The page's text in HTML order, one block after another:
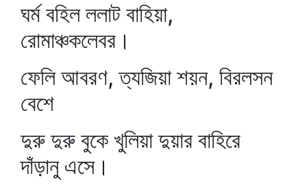
ঘর্ম বহিল ললাট বাহিয়া,
রোমাঞ্চকলেবর।
ফেলি আবরণ, ত্যজিয়া শয়ন, বিরলসন
বেশে
দুরু দুরু বুকে খুলিয়া দুয়ার বাহিরে
দাঁড়ানু এসে।